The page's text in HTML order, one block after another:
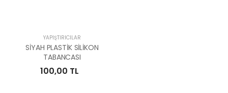
YAPIŞTIRICILAR
SİYAH PLASTİK SİLİKON
TABANCASI
100,00 TL